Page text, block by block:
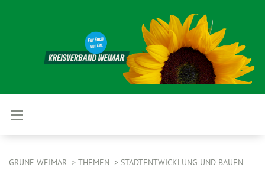
GRÜNE WEIMAR THEMEN STADTENTWICKLUNG UND BAUEN